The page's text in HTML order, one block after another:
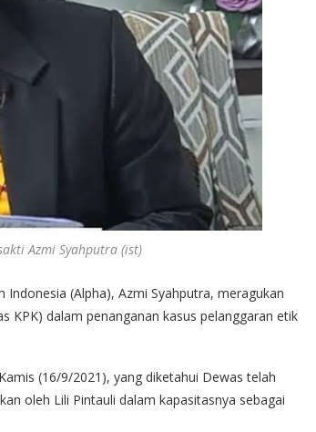
Azmi Syahputra (ist)
Indonesia (Alpha), Azmi Syahputra, meragukan
KPK) dalam penanganan kasus pelanggaran etik
(16/9/2021), yang diketahui Dewas telah
oleh Lili Pintauli dalam kapasitasnya sebagai